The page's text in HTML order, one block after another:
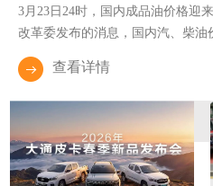
3月23日24时，国内成品油价格迎
改革委发布的消息，国内汽、柴油
调1160元和1115元，创下现行成
度的历史最大纪录。
查看详情